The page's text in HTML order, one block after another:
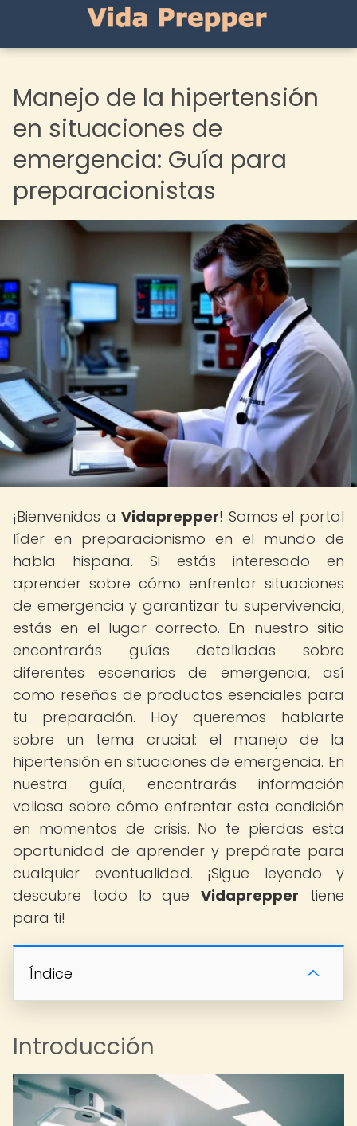
Manejo de la hipertensión
en situaciones de
emergencia: Guía para
preparacionistas
¡Bienvenidos aVidaprepper! Somos el portal
líder en preparacionismo en el mundo de
habla hispana. Si estás interesado en
aprender sobre cómo enfrentar situaciones
de emergencia y garantizar tu supervivencia,
estás en el lugar correcto. En nuestro sitio
encontrarás guías detalladas sobre
diferentes escenarios de emergencia, así
como reseñas de productos esenciales para
tu preparación. Hoy queremos hablarte
sobre un tema crucial: el manejo de la
hipertensión en situaciones de emergencia. En
nuestra guía, encontrarás información
valiosa sobre cómo enfrentar esta condición
en momentos de crisis. No te pierdas esta
oportunidad de aprender y prepárate para
cualquier eventualidad. ¡Sigue leyendo y
descubre todo lo queVidaprepper tiene
para ti!
Índice
Introducción